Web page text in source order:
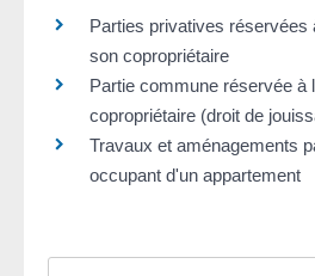
Parties privatives réservées
son copropriétaire
Partie commune réservée à
copropriétaire (droit de
Travaux et aménagements
occupant d'un appartement